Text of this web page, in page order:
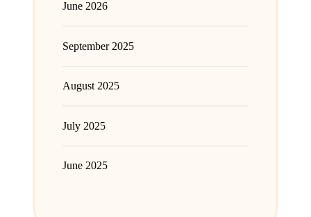
June 2026
September 2025
August 2025
July 2025
June 2025